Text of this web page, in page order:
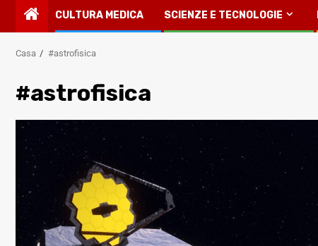
CULTURA MEDICA SCIENZE E TECNOLOGIE
Casa #astrofisica
#astrofisica